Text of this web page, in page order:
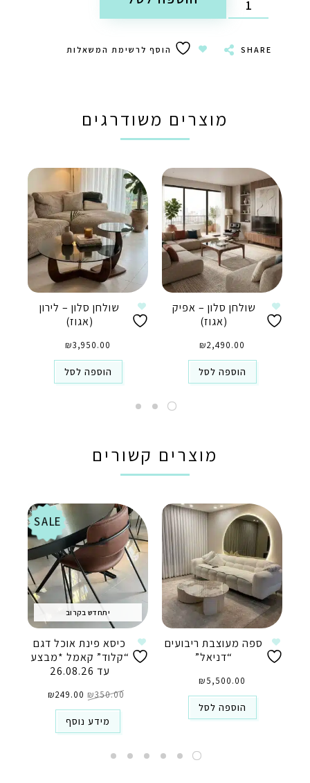
SHARE הוסף לרשימת המשאלות
מוצרים משודרגים
שולחן סלון – אפיק
(אגוז)
₪2,490.00
הוספה לסל
שולחן סלון – לירון
(אגוז)
₪3,950.00
הוספה לסל
מוצרים קשורים
ספה מעוצבת ריבועים
“דניאל”
₪5,500.00
הוספה לסל
יתחדש בקרוב
SALE
כיסא פינת אוכל דגם
“קלוד” קאמל *מבצע
עד 26.08.26
₪350.00 המקורי
היה:
₪350.00.
₪249.00 הנוכחי
הוא:
מידע נוסף